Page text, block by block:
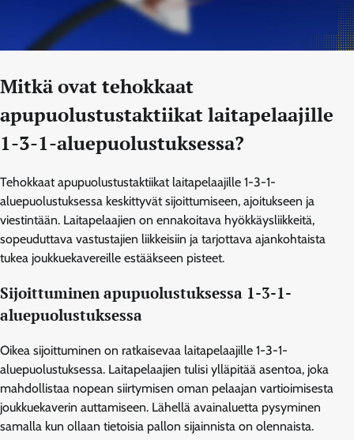
Mitkä ovat tehokkaat
apupuolustustaktiikat laitapelaajille
1-3-1-aluepuolustuksessa?
Tehokkaat apupuolustustaktiikat laitapelaajille 1-3-1-
aluepuolustuksessa keskittyvät sijoittumiseen, ajoitukseen ja
viestintään. Laitapelaajien on ennakoitava hyökkäysliikkeitä,
sopeuduttava vastustajien liikkeisiin ja tarjottava ajankohtaista
tukea joukkuekavereille estääkseen pisteet.
Sijoittuminen apupuolustuksessa 1-3-1-
aluepuolustuksessa
Oikea sijoittuminen on ratkaisevaa laitapelaajille 1-3-1-
aluepuolustuksessa. Laitapelaajien tulisi ylläpitää asentoa, joka
mahdollistaa nopean siirtymisen oman pelaajan vartioimisesta
joukkuekaverin auttamiseen. Lähellä avainaluetta pysyminen
samalla kun ollaan tietoisia pallon sijainnista on olennaista.